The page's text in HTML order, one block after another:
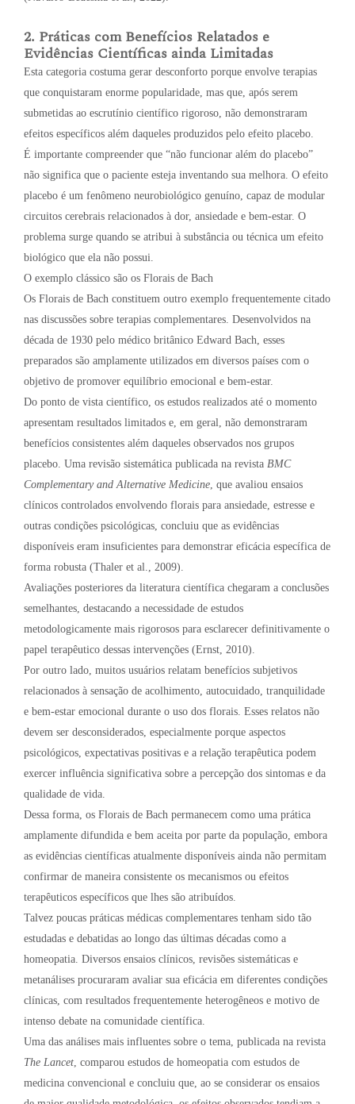
2. Práticas com Benefícios Relatados e
Evidências Científicas ainda Limitadas
Esta categoria costuma gerar desconforto porque envolve terapias
que conquistaram enorme popularidade, mas que, após serem
submetidas ao escrutínio científico rigoroso, não demonstraram
efeitos específicos além daqueles produzidos pelo efeito placebo.
É importante compreender que “não funcionar além do placebo”
não significa que o paciente esteja inventando sua melhora. O efeito
placebo é um fenômeno neurobiológico genuíno, capaz de modular
circuitos cerebrais relacionados à dor, ansiedade e bem-estar. O
problema surge quando se atribui à substância ou técnica um efeito
biológico que ela não possui.
O exemplo clássico são os Florais de Bach
Os Florais de Bach constituem outro exemplo frequentemente citado
nas discussões sobre terapias complementares. Desenvolvidos na
década de 1930 pelo médico britânico Edward Bach, esses
preparados são amplamente utilizados em diversos países com o
objetivo de promover equilíbrio emocional e bem-estar.
Do ponto de vista científico, os estudos realizados até o momento
apresentam resultados limitados e, em geral, não demonstraram
benefícios consistentes além daqueles observados nos grupos
placebo. Uma revisão sistemática publicada na revista BMC
Complementary and Alternative Medicine , que avaliou ensaios
clínicos controlados envolvendo florais para ansiedade, estresse e
outras condições psicológicas, concluiu que as evidências
disponíveis eram insuficientes para demonstrar eficácia específica de
forma robusta (Thaler et al., 2009).
Avaliações posteriores da literatura científica chegaram a conclusões
semelhantes, destacando a necessidade de estudos
metodologicamente mais rigorosos para esclarecer definitivamente o
papel terapêutico dessas intervenções (Ernst, 2010).
Por outro lado, muitos usuários relatam benefícios subjetivos
relacionados à sensação de acolhimento, autocuidado, tranquilidade
e bem-estar emocional durante o uso dos florais. Esses relatos não
devem ser desconsiderados, especialmente porque aspectos
psicológicos, expectativas positivas e a relação terapêutica podem
exercer influência significativa sobre a percepção dos sintomas e da
qualidade de vida.
Dessa forma, os Florais de Bach permanecem como uma prática
amplamente difundida e bem aceita por parte da população, embora
as evidências científicas atualmente disponíveis ainda não permitam
confirmar de maneira consistente os mecanismos ou efeitos
terapêuticos específicos que lhes são atribuídos.
Talvez poucas práticas médicas complementares tenham sido tão
estudadas e debatidas ao longo das últimas décadas como a
homeopatia. Diversos ensaios clínicos, revisões sistemáticas e
metanálises procuraram avaliar sua eficácia em diferentes condições
clínicas, com resultados frequentemente heterogêneos e motivo de
intenso debate na comunidade científica.
Uma das análises mais influentes sobre o tema, publicada na revista
The Lancet , comparou estudos de homeopatia com estudos de
medicina convencional e concluiu que, ao se considerar os ensaios